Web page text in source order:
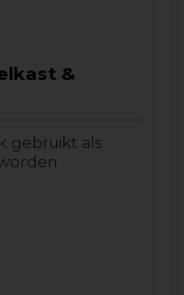
&
gebruikt als